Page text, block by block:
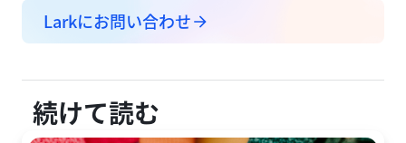
Larkにお問い合わせ
続けて読む